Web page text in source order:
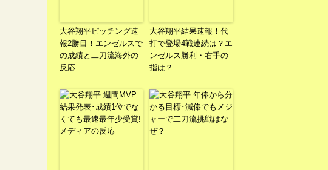
大谷翔平ピッチング速
報2勝目！エンゼルスで
の成績と二刀流海外の
反応
大谷翔平結果速報！代
打で登場4戦連続は？エ
ンゼルス勝利・右手の
指は？